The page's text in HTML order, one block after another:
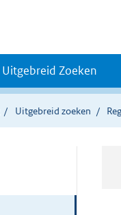
Uitgebreid Zoeken
Uitgebreid zoeken